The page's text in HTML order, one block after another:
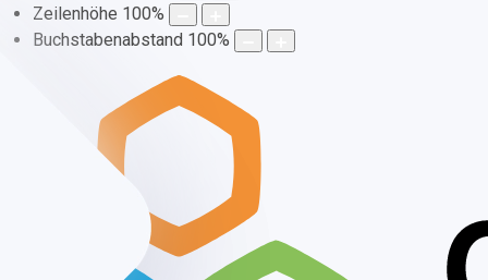
Zeilenhöhe 100%
Buchstabenabstand 100%